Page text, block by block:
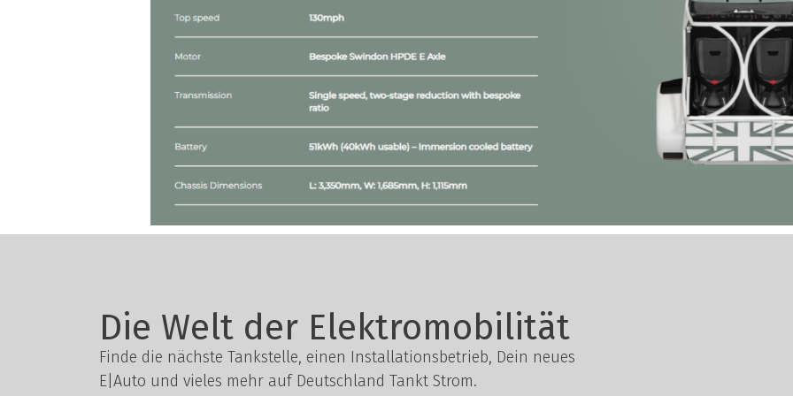
Die Welt der Elektromobilität
Finde die nächste Tankstelle, einen Installationsbetrieb, Dein neues
E|Auto und vieles mehr auf Deutschland Tankt Strom.